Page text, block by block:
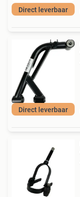
Direct leverbaar
Direct leverbaar